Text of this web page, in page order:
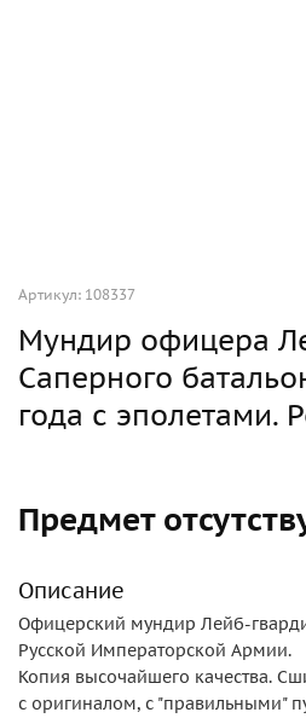
Артикул: 108337
Мундир офицера
Саперного
года с эполетами.
Предмет
Описание
Офицерский мундир Лейб-
Русской Императорской Армии.
Копия высочайшего качества.
с оригиналом, с "правильными"